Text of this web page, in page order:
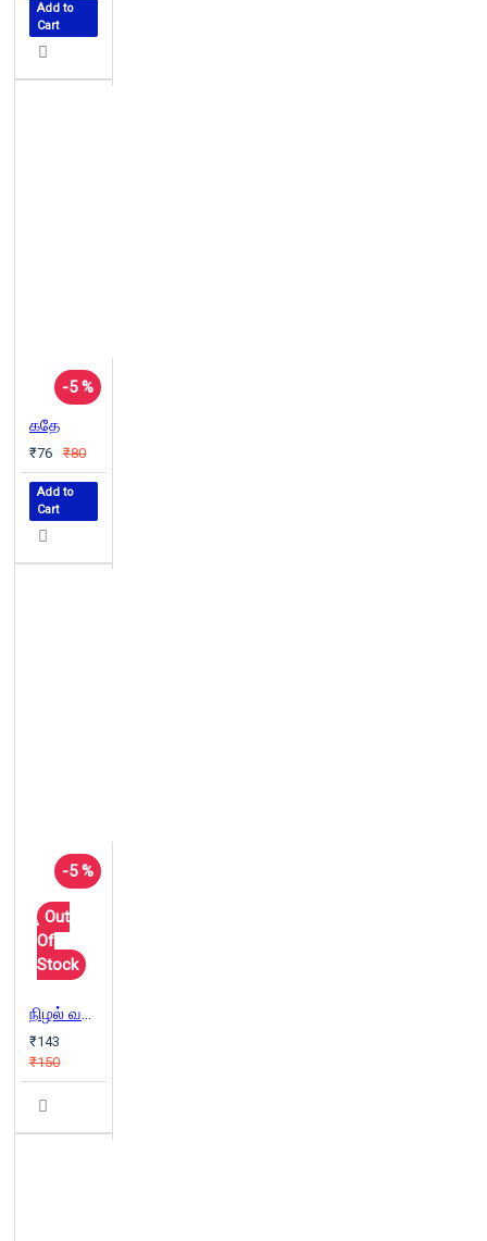
Add to
Cart
-5 %
கதே
₹76 ₹80
Add to
Cart
-5 %
Out
Of
Stock
நிழல் வலைக் கண்ணிகள்
₹143
₹150